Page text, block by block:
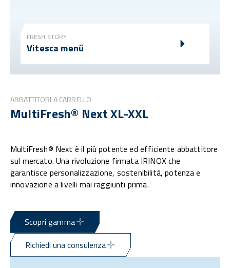
FRESH STORY
Vitesca menü
ABBATTITORI A CARRELLO
MultiFresh® Next XL-XXL
MultiFresh® Next è il più potente ed efficiente abbattitore
sul mercato. Una rivoluzione firmata IRINOX che
garantisce personalizzazione, sostenibilità, potenza e
innovazione a livelli mai raggiunti prima.
Scopri gamma
Richiedi una consulenza